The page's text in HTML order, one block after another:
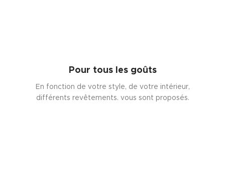
Pour tous les goûts
En fonction de votre style, de votre intérieur,
différents revêtements. vous sont proposés.